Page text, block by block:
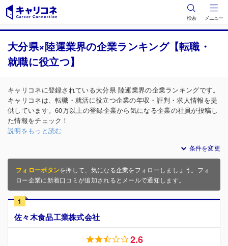
検索 メニュー
大分県×陸運業界の企業ランキング【転職・
就職に役立つ】
キャリコネに登録されている大分県 陸運業界の企業ランキングです。
キャリコネは、転職・就活に役立つ企業の年収・評判・求人情報を提
供しています。60万以上の登録企業から気になる企業の社員が投稿し
た情報をチェック！
説明をもっと読む
条件を変更
フォローボタンを押して、気になる企業をフォローしましょう。フォ
ロー企業に新着口コミが追加されるとメールで通知します。
1
佐々木食品工業株式会社
2.6